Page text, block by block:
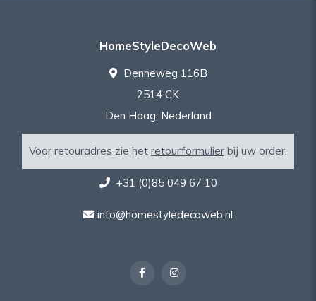
HomeStyleDecoWeb
Denneweg 116B
2514 CK
Den Haag, Nederland
Voor retouradres zie het retourformulier bij uw order.
+31 (0)85 049 67 10
info@homestyledecoweb.nl